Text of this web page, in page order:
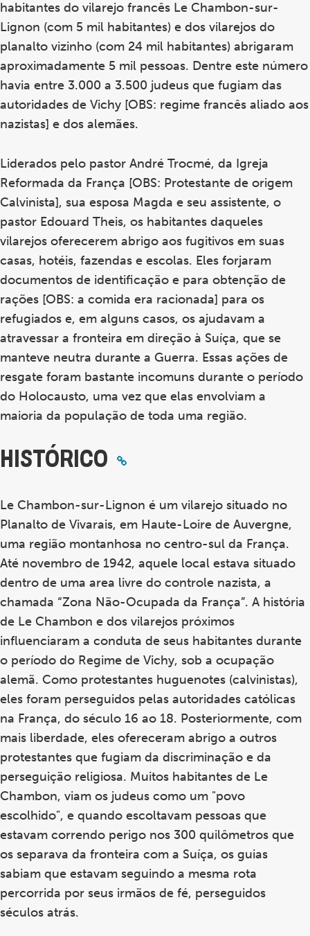
habitantes do vilarejo francês Le Chambon-sur-
Lignon (com 5 mil habitantes) e dos vilarejos do
planalto vizinho (com 24 mil habitantes) abrigaram
aproximadamente 5 mil pessoas. Dentre este número
havia entre 3.000 a 3.500 judeus que fugiam das
autoridades de Vichy [OBS: regime francês aliado aos
nazistas] e dos alemães.
Liderados pelo pastor André Trocmé, da Igreja
Reformada da França [OBS: Protestante de origem
Calvinista], sua esposa Magda e seu assistente, o
pastor Edouard Theis, os habitantes daqueles
vilarejos oferecerem abrigo aos fugitivos em suas
casas, hotéis, fazendas e escolas. Eles forjaram
documentos de identificação e para obtenção de
rações [OBS: a comida era racionada] para os
refugiados e, em alguns casos, os ajudavam a
atravessar a fronteira em direção à Suíça, que se
manteve neutra durante a Guerra. Essas ações de
resgate foram bastante incomuns durante o período
do Holocausto, uma vez que elas envolviam a
maioria da população de toda uma região.
HISTÓRICO
Le Chambon-sur-Lignon é um vilarejo situado no
Planalto de Vivarais, em Haute-Loire de Auvergne,
uma região montanhosa no centro-sul da França.
Até novembro de 1942, aquele local estava situado
dentro de uma area livre do controle nazista, a
chamada “Zona Não-Ocupada da França”. A história
de Le Chambon e dos vilarejos próximos
influenciaram a conduta de seus habitantes durante
o período do Regime de Vichy, sob a ocupação
alemã. Como protestantes huguenotes (calvinistas),
eles foram perseguidos pelas autoridades católicas
na França, do século 16 ao 18. Posteriormente, com
mais liberdade, eles ofereceram abrigo a outros
protestantes que fugiam da discriminação e da
perseguição religiosa. Muitos habitantes de Le
Chambon, viam os judeus como um "povo
escolhido", e quando escoltavam pessoas que
estavam correndo perigo nos 300 quilômetros que
os separava da fronteira com a Suíça, os guias
sabiam que estavam seguindo a mesma rota
percorrida por seus irmãos de fé, perseguidos
séculos atrás.